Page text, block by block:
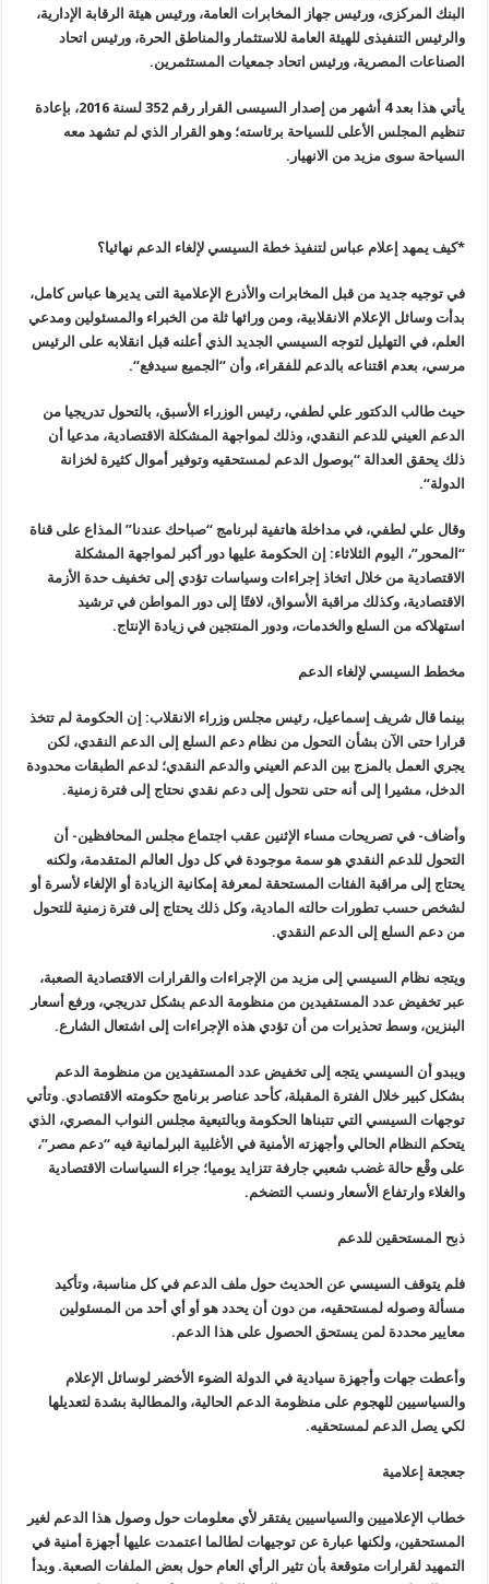
البنك المركزى، ورئيس جهاز المخابرات العامة، ورئيس هيئة الرقابة الإدارية،
والرئيس التنفيذى للهيئة العامة للاستثمار والمناطق الحرة، ورئيس اتحاد
الصناعات المصرية، ورئيس اتحاد جمعيات المستثمرين.
يأتي هذا بعد 4 أشهر من إصدار السيسى القرار رقم 352 لسنة 2016، بإعادة
تنظيم المجلس الأعلى للسياحة برئاسته؛ وهو القرار الذي لم تشهد معه
السياحة سوى مزيد من الانهيار .
*كيف يمهد إعلام عباس لتنفيذ خطة السيسي لإلغاء الدعم نهائيا؟
في توجيه جديد من قبل المخابرات والأذرع الإعلامية التى يديرها عباس كامل،
بدأت وسائل الإعلام الانقلابية، ومن ورائها ثلة من الخبراء والمسئولين ومدعي
العلم، في التهليل لتوجه السيسي الجديد الذي أعلنه قبل انقلابه على الرئيس
مرسي، بعدم اقتناعه بالدعم للفقراء، وأن “الجميع سيدفع“.
حيث طالب الدكتور علي لطفي، رئيس الوزراء الأسبق، بالتحول تدريجيا من
الدعم العيني للدعم النقدي، وذلك لمواجهة المشكلة الاقتصادية، مدعيا أن
ذلك يحقق العدالة “بوصول الدعم لمستحقيه وتوفير أموال كثيرة لخزانة
الدولة“.
وقال علي لطفي، في مداخلة هاتفية لبرنامج “صباحك عندنا” المذاع على قناة
“ المحور”، اليوم الثلاثاء: إن الحكومة عليها دور أكبر لمواجهة المشكلة
الاقتصادية من خلال اتخاذ إجراءات وسياسات تؤدي إلى تخفيف حدة الأزمة
الاقتصادية، وكذلك مراقبة الأسواق، لافتًا إلى دور المواطن في ترشيد
استهلاكه من السلع والخدمات، ودور المنتجين في زيادة الإنتاج.
مخطط السيسي لإلغاء الدعم
بينما قال شريف إسماعيل، رئيس مجلس وزراء الانقلاب: إن الحكومة لم تتخذ
قرارا حتى الآن بشأن التحول من نظام دعم السلع إلى الدعم النقدي، لكن
يجري العمل بالمزج بين الدعم العيني والدعم النقدي؛ لدعم الطبقات محدودة
الدخل، مشيرا إلى أنه حتى نتحول إلى دعم نقدي نحتاج إلى فترة زمنية.
وأضاف- في تصريحات مساء الإثنين عقب اجتماع مجلس المحافظين- أن
التحول للدعم النقدي هو سمة موجودة في كل دول العالم المتقدمة، ولكنه
يحتاج إلى مراقبة الفئات المستحقة لمعرفة إمكانية الزيادة أو الإلغاء لأسرة أو
لشخص حسب تطورات حالته المادية، وكل ذلك يحتاج إلى فترة زمنية للتحول
من دعم السلع إلى الدعم النقدي.
ويتجه نظام السيسي إلى مزيد من الإجراءات والقرارات الاقتصادية الصعبة،
عبر تخفيض عدد المستفيدين من منظومة الدعم بشكل تدريجي، ورفع أسعار
البنزين، وسط تحذيرات من أن تؤدي هذه الإجراءات إلى اشتعال الشارع.
ويبدو أن السيسي يتجه إلى تخفيض عدد المستفيدين من منظومة الدعم
بشكل كبير خلال الفترة المقبلة، كأحد عناصر برنامج حكومته الاقتصادي. وتأتي
توجهات السيسي التي تتبناها الحكومة وبالتبعية مجلس النواب المصري، الذي
يتحكم النظام الحالي وأجهزته الأمنية في الأغلبية البرلمانية فيه “دعم مصر”،
على وقْع حالة غضب شعبي جارفة تتزايد يوميا؛ جراء السياسات الاقتصادية
والغلاء وارتفاع الأسعار ونسب التضخم.
ذبح المستحقين للدعم
فلم يتوقف السيسي عن الحديث حول ملف الدعم في كل مناسبة، وتأكيد
مسألة وصوله لمستحقيه، من دون أن يحدد هو أو أي أحد من المسئولين
معايير محددة لمن يستحق الحصول على هذا الدعم.
وأعطت جهات وأجهزة سيادية في الدولة الضوء الأخضر لوسائل الإعلام
والسياسيين للهجوم على منظومة الدعم الحالية، والمطالبة بشدة لتعديلها
لكي يصل الدعم لمستحقيه.
جعجعة إعلامية
خطاب الإعلاميين والسياسيين يفتقر لأي معلومات حول وصول هذا الدعم لغير
المستحقين، ولكنها عبارة عن توجيهات لطالما اعتمدت عليها أجهزة أمنية في
التمهيد لقرارات متوقعة بأن تثير الرأي العام حول بعض الملفات الصعبة. وبدأ